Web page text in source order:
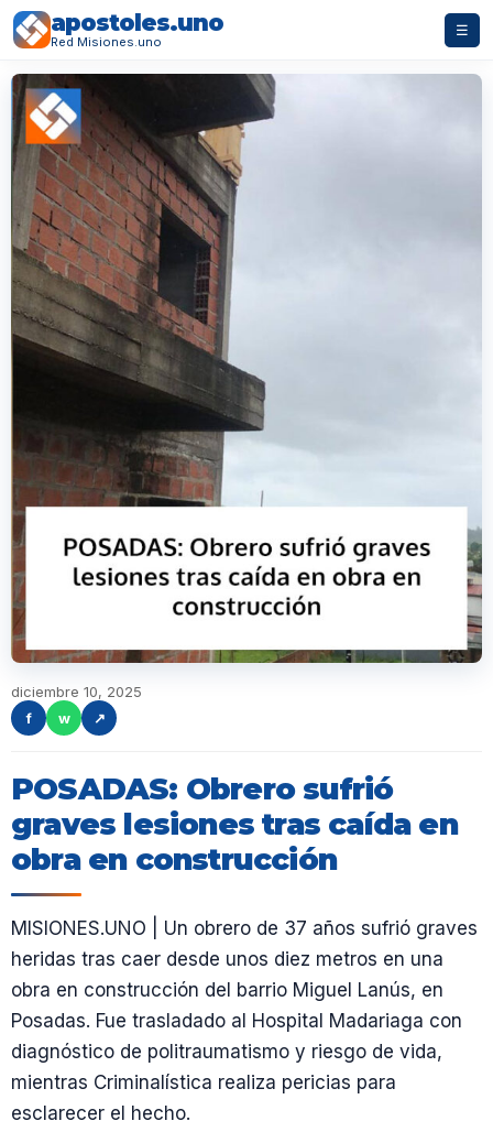
apostoles.uno
Red Misiones.uno
☰
diciembre 10, 2025
f
w ↗
POSADAS: Obrero sufrió
graves lesiones tras caída en
obra en construcción
MISIONES.UNO | Un obrero de 37 años sufrió graves
heridas tras caer desde unos diez metros en una
obra en construcción del barrio Miguel Lanús, en
Posadas. Fue trasladado al Hospital Madariaga con
diagnóstico de politraumatismo y riesgo de vida,
mientras Criminalística realiza pericias para
esclarecer el hecho.